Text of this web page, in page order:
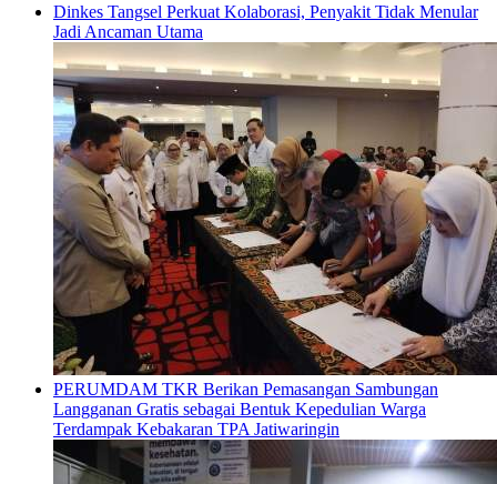
Dinkes Tangsel Perkuat Kolaborasi, Penyakit Tidak Menular
Jadi Ancaman Utama
PERUMDAM TKR Berikan Pemasangan Sambungan
Langganan Gratis sebagai Bentuk Kepedulian Warga
Terdampak Kebakaran TPA Jatiwaringin